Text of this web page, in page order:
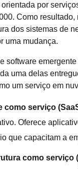
por
Como resultado,
dos sistemas de
uma mudança.
software
uma delas
um serviço em
como serviço
Oferece
que capacitam a
como serviço